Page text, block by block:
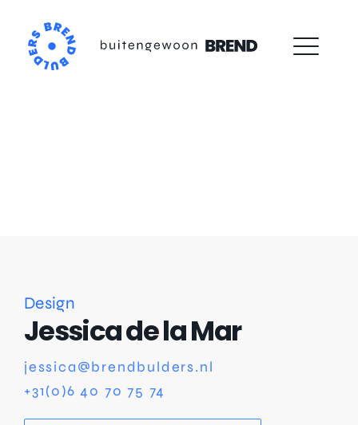
content
Design
Jessica de la Mar
jessica@brendbulders.nl
+31(0)6 40 70 75 74